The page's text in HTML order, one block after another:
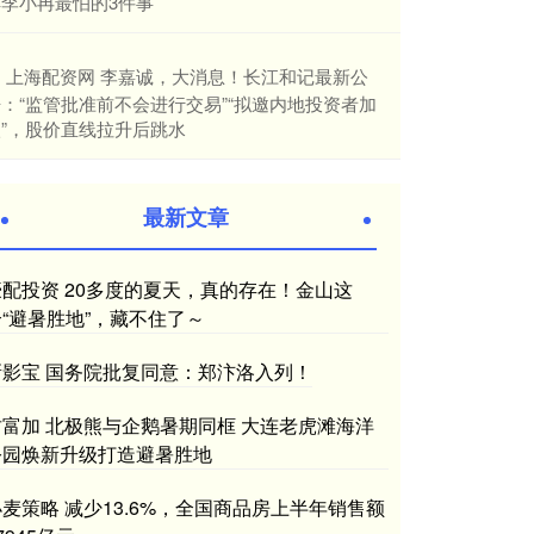
​上海配资网 李嘉诚，大消息！长江和记最新公
“监管批准前不会进行交易”“拟邀内地投资者加
，股价直线拉升后跳水
最新文章
投资 20多度的夏天，真的存在！金山这
避暑胜地”，藏不住了～
宝 国务院批复同意：郑汴洛入列！
加 北极熊与企鹅暑期同框 大连老虎滩海洋
焕新升级打造避暑胜地
策略 减少13.6%，全国商品房上半年销售额